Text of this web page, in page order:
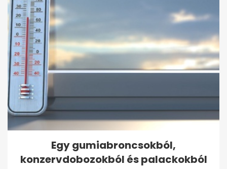
Egy gumiabroncsokból,
konzervdobozokból és palackokból